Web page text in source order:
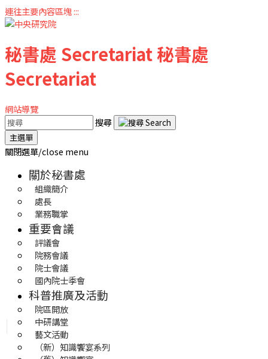
連往主要內容區塊:::
秘書處 Secretariat秘書處
Secretariat
網站導覽
搜尋
主選單
關閉選單/close menu
關於秘書處
組織簡介
處長
業務職掌
重要會議
評議會
院務會議
院士會議
國內院士季會
科普推廣及活動
院區開放
中研講堂
藝文活動
（新）知識饗宴系列